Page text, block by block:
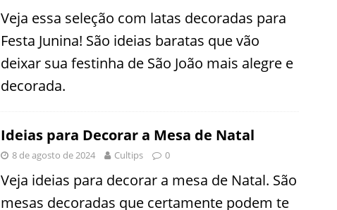
Veja essa seleção com latas decoradas para
Festa Junina! São ideias baratas que vão
deixar sua festinha de São João mais alegre e
decorada.
Ideias para Decorar a Mesa de Natal
8 de agosto de 2024 Cultips 0
Veja ideias para decorar a mesa de Natal. São
mesas decoradas que certamente podem te